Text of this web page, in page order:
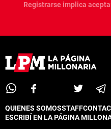
Registrarse implica
QUIENES SOMOSSTAFF
ESCRIBÍ EN LA PÁGINA